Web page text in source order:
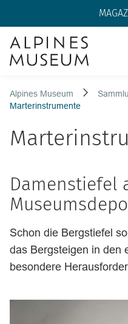
Alpines Museum
Marterinstrumente
Damenstiefel
Schon die Bergstiefel
das Bergsteigen in den
besondere